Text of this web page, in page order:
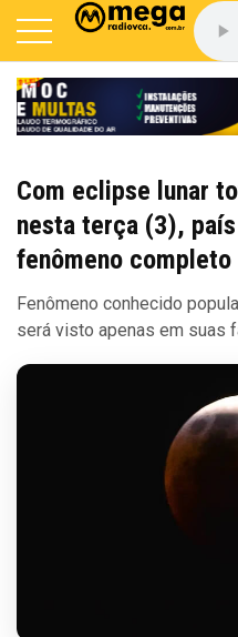
Com eclipse lunar
nesta terça (3),
fenômeno completo
Fenômeno conhecido
será visto apenas em suas